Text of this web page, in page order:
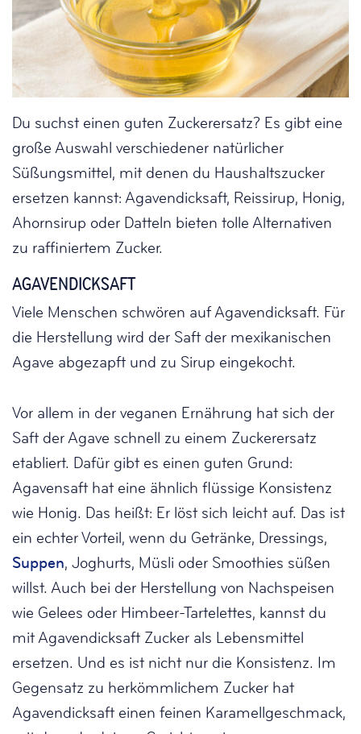
Du suchst einen guten Zuckerersatz? Es gibt eine
große Auswahl verschiedener natürlicher
Süßungsmittel, mit denen du Haushaltszucker
ersetzen kannst: Agavendicksaft, Reissirup, Honig,
Ahornsirup oder Datteln bieten tolle Alternativen
zu raffiniertem Zucker.
AGAVENDICKSAFT
Viele Menschen schwören auf Agavendicksaft. Für
die Herstellung wird der Saft der mexikanischen
Agave abgezapft und zu Sirup eingekocht.
Vor allem in der veganen Ernährung hat sich der
Saft der Agave schnell zu einem Zuckerersatz
etabliert. Dafür gibt es einen guten Grund:
Agavensaft hat eine ähnlich flüssige Konsistenz
wie Honig. Das heißt: Er löst sich leicht auf. Das ist
ein echter Vorteil, wenn du Getränke, Dressings,
Suppen, Joghurts, Müsli oder Smoothies süßen
willst. Auch bei der Herstellung von Nachspeisen
wie Gelees oder Himbeer-Tartelettes, kannst du
mit Agavendicksaft Zucker als Lebensmittel
ersetzen. Und es ist nicht nur die Konsistenz. Im
Gegensatz zu herkömmlichem Zucker hat
Agavendicksaft einen feinen Karamellgeschmack,